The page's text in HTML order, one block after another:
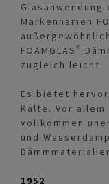
Markennamen
FOAMGLAS®
zugleich leicht.
Es bietet
Kälte. Vor
vollkommen
und
1952